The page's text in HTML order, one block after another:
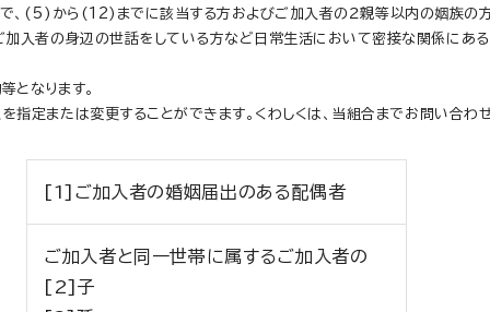
(5)から(12)までに該当する方およびご加入者の２親等以内の姻族の
入者の身辺の世話をしている方など日常生活において密接な関係にあ
となります。
定または変更することができます。くわしくは、当組合までお問い合わ
[1]ご加入者の婚姻届出のある配偶者
ご加入者と同一世帯に属するご加入者の
[2]子